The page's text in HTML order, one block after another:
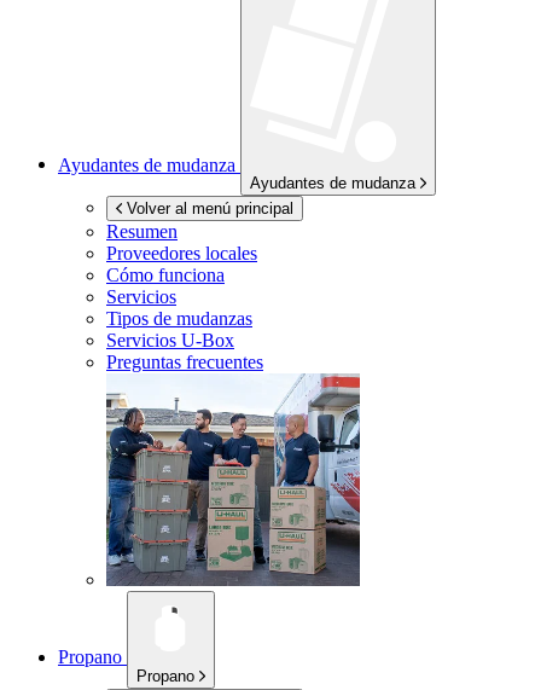
Ayudantes de mudanza
Ayudantes de mudanza
Volver al menú principal
Resumen
Proveedores locales
Cómo funciona
Servicios
Tipos de mudanzas
Servicios U-Box
Preguntas frecuentes
Propano
Propano